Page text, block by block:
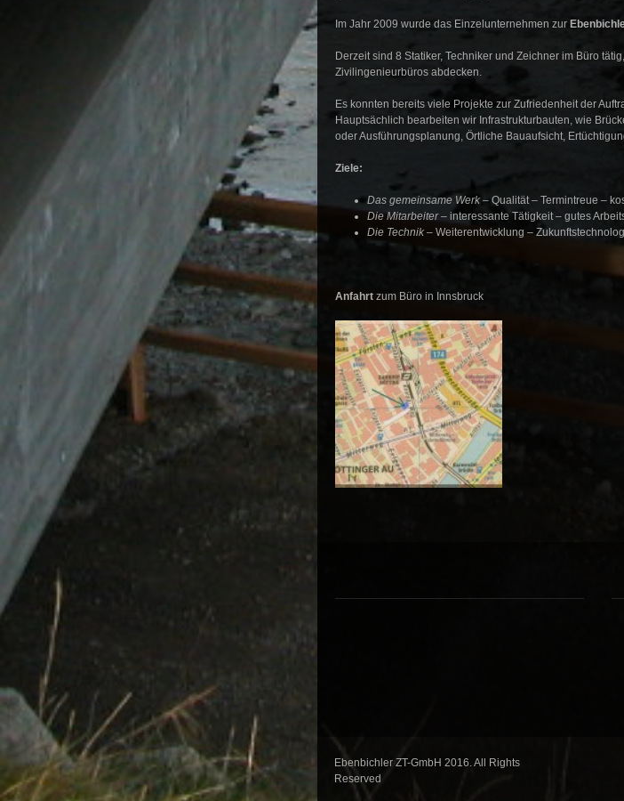
Im Jahr 2009 wurde das Einzelunternehmen zur
Derzeit sind 8 Statiker, Techniker und Zeichner im Büro
Zivilingenieurbüros abdecken.
Es konnten bereits viele Projekte zur Zufriedenheit der
Hauptsächlich bearbeiten wir Infrastrukturbauten, wie
oder Ausführungsplanung, Örtliche Bauaufsicht,
Ziele:
Das gemeinsame Werk – Qualität – Termintreue –
Die Mitarbeiter– interessante Tätigkeit – gutes
Die Technik – Weiterentwicklung –
Anfahrt zum Büro in Innsbruck
Ebenbichler ZT-GmbH 2016. All Rights
Reserved